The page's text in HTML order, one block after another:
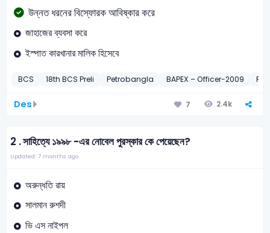
উন্নত ধরনের বিস্ফোরক আবিষ্কার করে
জাহাজের ব্যবসা করে
ইস্পাত কারখানার মালিক হিসেবে
BCS 18th BCS Preli Petrobangla BAPEX – Officer-2009
Des 7 2.4k
2 .সাহিত্যে ১৯৯৮ -এর নোবেল পুরস্কার কে পেয়েছেন?
Updated: 7 months ago
অরুন্ধতি রায়
সালমান রুশদী
ভি এস নাইপল